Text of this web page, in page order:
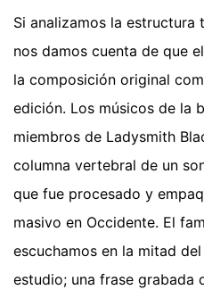
Si analizamos la estructura
nos damos cuenta de que
la composición original
edición. Los músicos de la
miembros de Ladysmith
columna vertebral de un
que fue procesado y
masivo en Occidente. El
escuchamos en la mitad
estudio; una frase grabada